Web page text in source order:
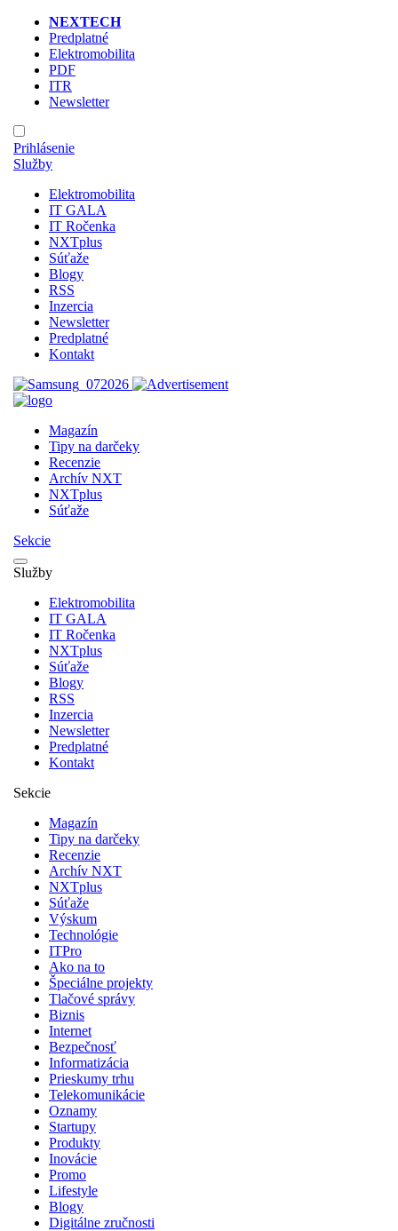
NEXTECH
Predplatné
Elektromobilita
PDF
ITR
Newsletter
Prihlásenie
Služby
Elektromobilita
IT GALA
IT Ročenka
NXTplus
Súťaže
Blogy
RSS
Inzercia
Newsletter
Predplatné
Kontakt
Magazín
Tipy na darčeky
Recenzie
Archív NXT
NXTplus
Súťaže
Sekcie
Služby
Elektromobilita
IT GALA
IT Ročenka
NXTplus
Súťaže
Blogy
RSS
Inzercia
Newsletter
Predplatné
Kontakt
Sekcie
Magazín
Tipy na darčeky
Recenzie
Archív NXT
NXTplus
Súťaže
Výskum
Technológie
ITPro
Ako na to
Špeciálne projekty
Tlačové správy
Biznis
Internet
Bezpečnosť
Informatizácia
Prieskumy trhu
Telekomunikácie
Oznamy
Startupy
Produkty
Inovácie
Promo
Lifestyle
Blogy
Digitálne zručnosti